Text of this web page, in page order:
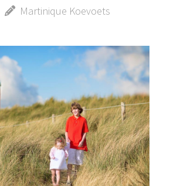
Martinique Koevoets